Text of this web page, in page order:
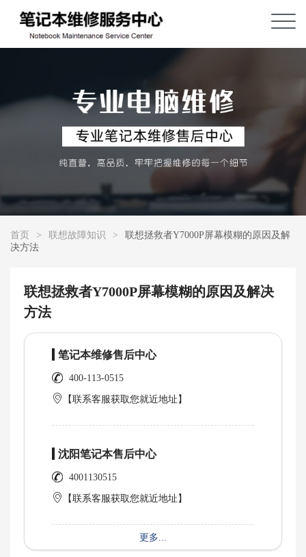
首页 > 联想故障知识 >
联想拯救者Y7000P屏幕模糊的原因及解
决方法
联想拯救者Y7000P屏幕模糊的原因及解决
方法
笔记本维修售后中心
400-113-0515
【联系客服获取您就近地址】
沈阳笔记本售后中心
4001130515
【联系客服获取您就近地址】
更多...